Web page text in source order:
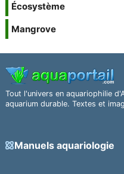
Écosystème
Mangrove
Tout l'univers en aquariophilie
aquarium durable. Textes et
Manuels aquariologie